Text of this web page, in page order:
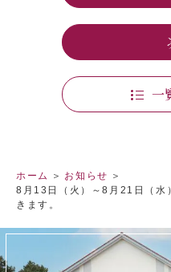
個人情報の取り扱いにつ
サイトポリシー
一
ホーム
お知らせ
8月13日（火）～8月21日（水
きます。